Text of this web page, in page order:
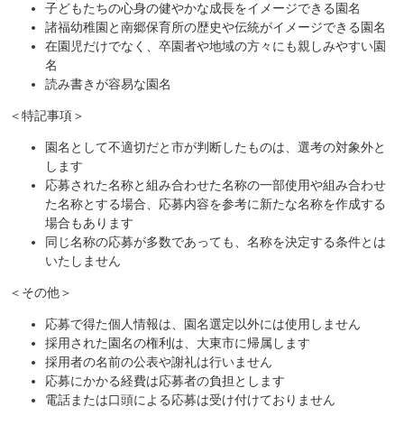
子どもたちの心身の健やかな成長をイメージできる園名
諸福幼稚園と南郷保育所の歴史や伝統がイメージできる園名
在園児だけでなく、卒園者や地域の方々にも親しみやすい園
名
読み書きが容易な園名
＜特記事項＞
園名として不適切だと市が判断したものは、選考の対象外と
します
応募された名称と組み合わせた名称の一部使用や組み合わせ
た名称とする場合、応募内容を参考に新たな名称を作成する
場合もあります
同じ名称の応募が多数であっても、名称を決定する条件とは
いたしません
＜その他＞
応募で得た個人情報は、園名選定以外には使用しません
採用された園名の権利は、大東市に帰属します
採用者の名前の公表や謝礼は行いません
応募にかかる経費は応募者の負担とします
電話または口頭による応募は受け付けておりません